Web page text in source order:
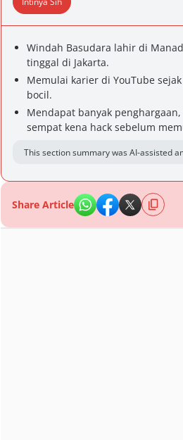
Windah Basudara lahir di
tinggal di Jakarta.
Memulai karier di YouTube
bocil.
Mendapat banyak
sempat kena hack sebelum
This section summary was AI-assisted
Share Article